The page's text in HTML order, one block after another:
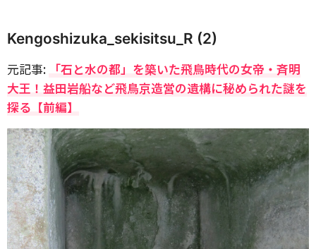
Kengoshizuka_sekisitsu_R (2)
元記事: 「石と水の都」を築いた飛鳥時代の女帝・斉明
大王！益田岩船など飛鳥京造営の遺構に秘められた謎を
探る【前編】